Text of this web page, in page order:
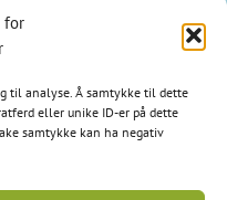
for
til analyse. Å samtykke til dette
eller unike ID-er på dette
samtykke kan ha negativ
24